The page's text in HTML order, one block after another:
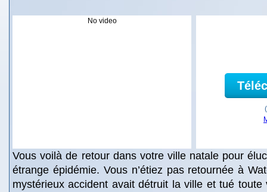
No video
Vous voilà de retour dans votre ville natale pour
étrange épidémie. Vous n’étiez pas retournée à
mystérieux accident avait détruit la ville et tué toute